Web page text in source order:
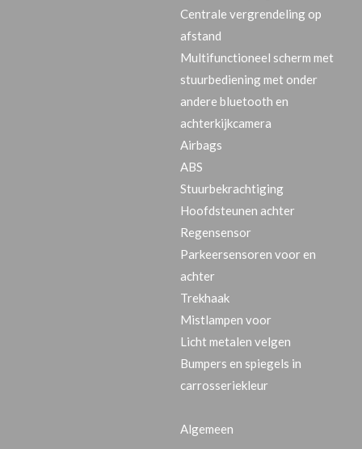
Centrale vergrendeling op
afstand
Multifunctioneel scherm met
stuurbediening met onder
andere bluetooth en
achterkijkcamera
Airbags
ABS
Stuurbekrachtiging
Hoofdsteunen achter
Regensensor
Parkeersensoren voor en
achter
Trekhaak
Mistlampen voor
Licht metalen velgen
Bumpers en spiegels in
carrosseriekleur
Algemeen